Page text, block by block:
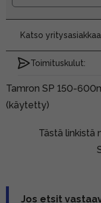
Katso
Toimituskulut:
Tamron SP 150-
(käytetty)
Tästä linkistä
Jos etsit